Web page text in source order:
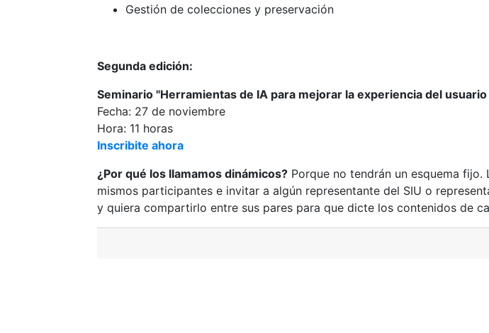
Gestión de colecciones y preservación
Segunda edición:
Seminario "Herramientas de IA para mejorar la experiencia del
Fecha: 27 de noviembre
Hora: 11 horas
Inscribite ahora
¿Por qué los llamamos dinámicos? Porque no tendrán un esquema
mismos participantes e invitar a algún representante del SIU o
y quiera compartirlo entre sus pares para que dicte los contenidos de